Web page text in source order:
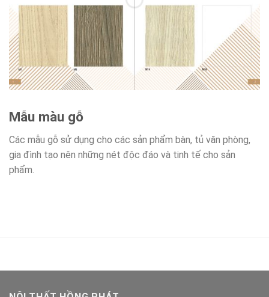
Mẫu màu gỗ
Các mẫu gỗ sử dụng cho các sản phẩm bàn, tủ văn phòng,
gia đình tạo nên những nét độc đáo và tinh tế cho sản
phẩm.